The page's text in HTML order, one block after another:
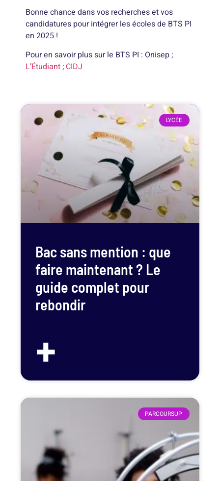
Bonne chance dans vos recherches et vos
candidatures pour intégrer les écoles de BTS PI
en 2025 !
Pour en savoir plus sur le BTS PI : Onisep ;
L’Étudiant ; CIDJ
LYCÉE
Bac sans mention : que
faire maintenant ? Le
guide complet pour
rebondir
+
PARCOURSUP